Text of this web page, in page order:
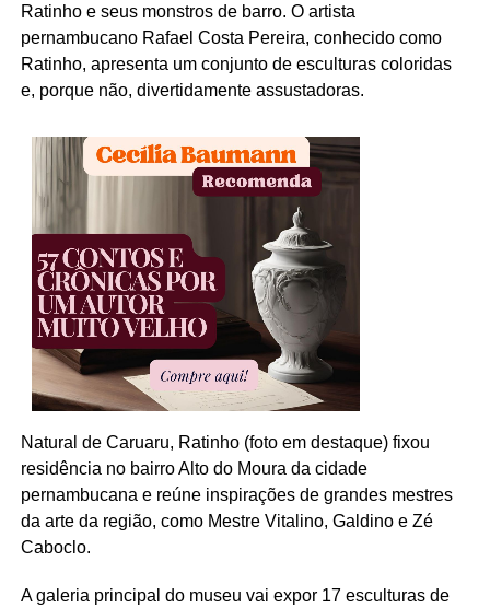
Ratinho e seus monstros de barro. O artista
pernambucano Rafael Costa Pereira, conhecido como
Ratinho, apresenta um conjunto de esculturas coloridas
e, porque não, divertidamente assustadoras.
Natural de Caruaru, Ratinho (foto em destaque) fixou
residência no bairro Alto do Moura da cidade
pernambucana e reúne inspirações de grandes mestres
da arte da região, como Mestre Vitalino, Galdino e Zé
Caboclo.
A galeria principal do museu vai expor 17 esculturas de